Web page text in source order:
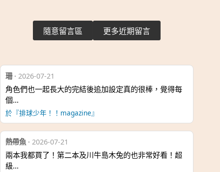
隨意留言區 更多近期留言
珊· 2026-07-21
角色們也一起長大的完結後追加設定真的很棒，覺得每
個…
於『排球少年！！magazine』
熱帶魚 · 2026-07-21
兩本我都買了！第二本及川牛島木兔的也非常好看！超
級…